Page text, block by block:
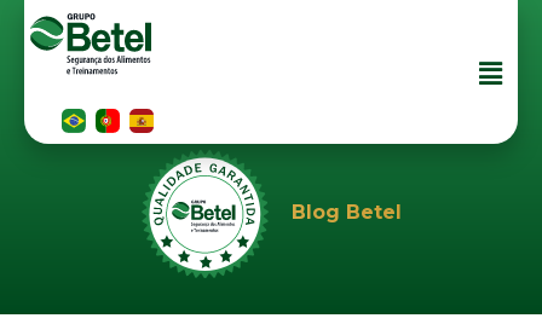
Blog Betel